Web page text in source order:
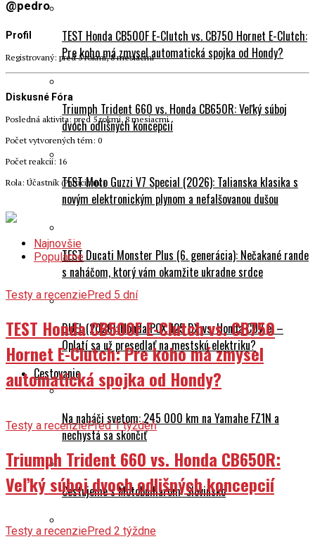
Pre koho má zmysel automatická spojka od Hondy?
Triumph Trident 660 vs. Honda CB650R: Veľký súboj
dvoch odlišných koncepcií
TEST Moto Guzzi V7 Special (2026): Talianska klasika s
novým elektronickým plynom a nefalšovanou dušou
TEST Ducati Monster Plus (6. generácia): Nečakané rande
s naháčom, ktorý vám okamžite ukradne srdce
Oplatí sa už presedlať na mestskú elektriku?
Cestovanie
nechystá sa skončiť
Cestujeme s Motobulharom: Slovinsko
Rakúsko s Motobulharom: Zelená perla blízko Bratislavy
Registrovaný: pred 5 rokmi, 8 mesiacmi
Diskusné Fóra
Posledná aktivita: pred 5 rokmi, 8 mesiacmi
Počet vytvorených tém: 0
Počet reakcií: 16
Najnovšie
Populárne
Testy a recenziePred 5 dní
Hornet E-Clutch: Pre koho má zmysel
automatická spojka od Hondy?
Testy a recenziePred 1 týždeň
Triumph Trident 660 vs. Honda CB650R:
Veľký súboj dvoch odlišných koncepcií
Testy a recenzie